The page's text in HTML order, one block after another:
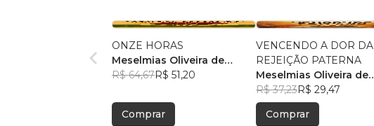
ONZE HORAS
Meselmias Oliveira de
Carvalho
R$ 64,67R$ 51,20
Comprar
VENCENDO A DOR DA
REJEIÇÃO PATERNA
Meselmias Oliveira de
Carvalho
R$ 37,23R$ 29,47
Comprar